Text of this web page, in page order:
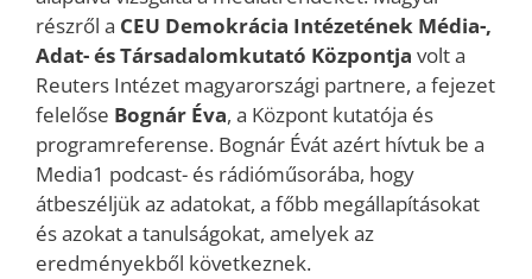
részről a CEU Demokrácia Intézetének Média-,
Adat​- és Társadalomkutató Központja volt a
Reuters Intézet magyarországi partnere, a fejezet
felelőse Bognár Éva, a Központ kutatója és
programreferense. Bognár Évát azért hívtuk be a
Media1 podcast- és rádióműsorába, hogy
átbeszéljük az adatokat, a főbb megállapításokat
és azokat a tanulságokat, amelyek az
eredményekből következnek.